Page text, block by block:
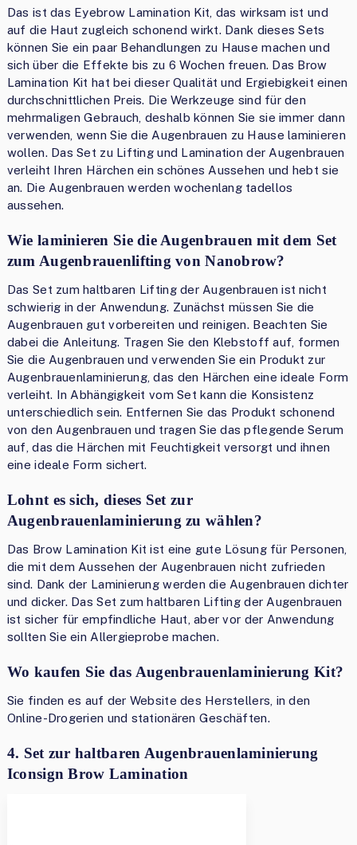
Das ist das Eyebrow Lamination Kit, das wirksam ist und
auf die Haut zugleich schonend wirkt. Dank dieses Sets
können Sie ein paar Behandlungen zu Hause machen und
sich über die Effekte bis zu 6 Wochen freuen. Das Brow
Lamination Kit hat bei dieser Qualität und Ergiebigkeit einen
durchschnittlichen Preis. Die Werkzeuge sind für den
mehrmaligen Gebrauch, deshalb können Sie sie immer dann
verwenden, wenn Sie die Augenbrauen zu Hause laminieren
wollen. Das Set zu Lifting und Lamination der Augenbrauen
verleiht Ihren Härchen ein schönes Aussehen und hebt sie
an. Die Augenbrauen werden wochenlang tadellos
aussehen.
Wie laminieren Sie die Augenbrauen mit dem Set
zum Augenbrauenlifting von Nanobrow?
Das Set zum haltbaren Lifting der Augenbrauen ist nicht
schwierig in der Anwendung. Zunächst müssen Sie die
Augenbrauen gut vorbereiten und reinigen. Beachten Sie
dabei die Anleitung. Tragen Sie den Klebstoff auf, formen
Sie die Augenbrauen und verwenden Sie ein Produkt zur
Augenbrauenlaminierung, das den Härchen eine ideale Form
verleiht. In Abhängigkeit vom Set kann die Konsistenz
unterschiedlich sein. Entfernen Sie das Produkt schonend
von den Augenbrauen und tragen Sie das pflegende Serum
auf, das die Härchen mit Feuchtigkeit versorgt und ihnen
eine ideale Form sichert.
Lohnt es sich, dieses Set zur
Augenbrauenlaminierung zu wählen?
Das Brow Lamination Kit ist eine gute Lösung für Personen,
die mit dem Aussehen der Augenbrauen nicht zufrieden
sind. Dank der Laminierung werden die Augenbrauen dichter
und dicker. Das Set zum haltbaren Lifting der Augenbrauen
ist sicher für empfindliche Haut, aber vor der Anwendung
sollten Sie ein Allergieprobe machen.
Wo kaufen Sie das Augenbrauenlaminierung Kit?
Sie finden es auf der Website des Herstellers, in den
Online-Drogerien und stationären Geschäften.
4. Set zur haltbaren Augenbrauenlaminierung
Iconsign Brow Lamination